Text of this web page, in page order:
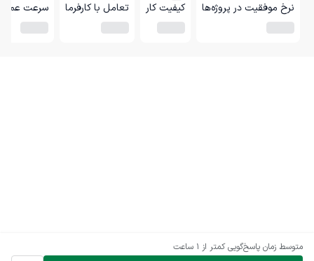
متوسط زمان پاسخ‌گویی کمتر از 1 ساعت
نرخ موفقیت در پروژه‌ها کیفیت کار تعامل با کارفرما سرعت عمل